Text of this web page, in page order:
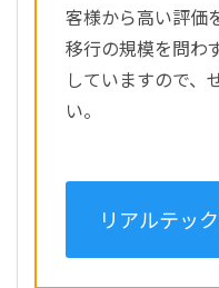
客様から高い評価
移行の規模を問わ
していますので、
い。
リアルテッ